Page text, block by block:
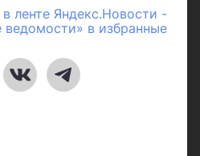
ленте Яндекс.Новости -
ведомости» в избранные